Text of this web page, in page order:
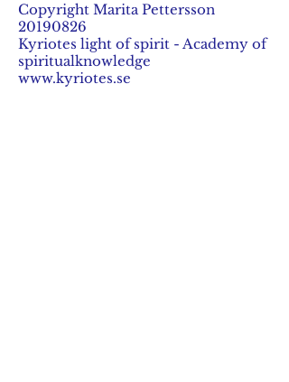
Copyright Marita Pettersson
20190826
Kyriotes light of spirit - Academy of
spiritualknowledge
www.kyriotes.se